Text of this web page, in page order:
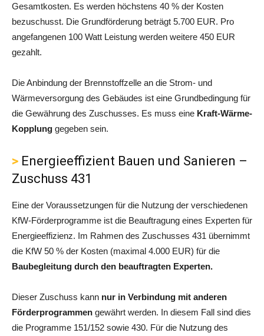
Gesamtkosten. Es werden höchstens 40 % der Kosten
bezuschusst. Die Grundförderung beträgt 5.700 EUR. Pro
angefangenen 100 Watt Leistung werden weitere 450 EUR
gezahlt.
Die Anbindung der Brennstoffzelle an die Strom- und
Wärmeversorgung des Gebäudes ist eine Grundbedingung für
die Gewährung des Zuschusses. Es muss eine Kraft-Wärme-
Kopplung gegeben sein.
Energieeffizient Bauen und Sanieren –
Zuschuss 431
Eine der Voraussetzungen für die Nutzung der verschiedenen
KfW-Förderprogramme ist die Beauftragung eines Experten für
Energieeffizienz. Im Rahmen des Zuschusses 431 übernimmt
die KfW 50 % der Kosten (maximal 4.000 EUR) für die
Baubegleitung durch den beauftragten Experten.
Dieser Zuschuss kann nur in Verbindung mit anderen
Förderprogrammen gewährt werden. In diesem Fall sind dies
die Programme 151/152 sowie 430. Für die Nutzung des